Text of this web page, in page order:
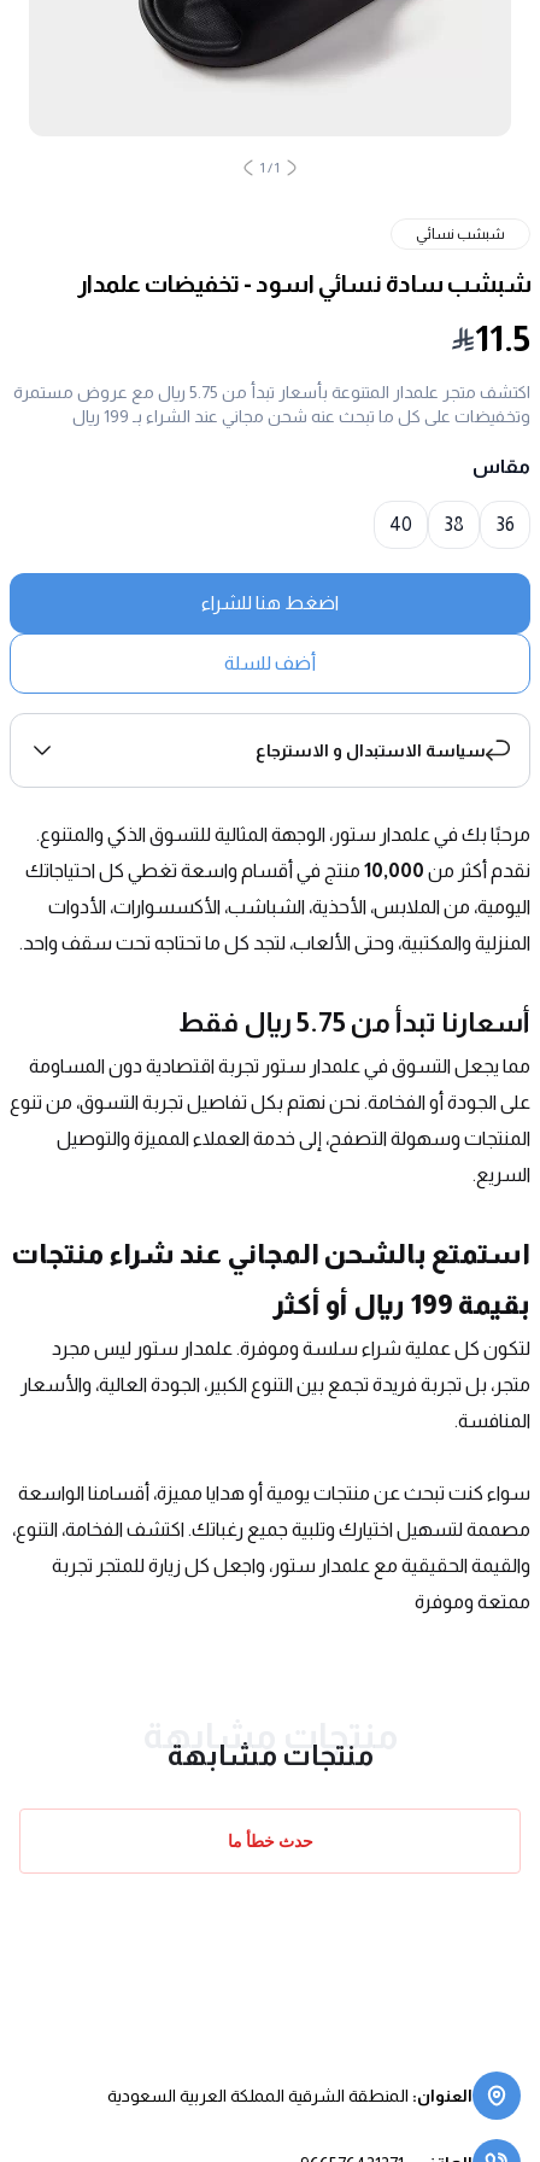
1
/
1
شبشب نسائي
شبشب سادة نسائي اسود - تخفيضات علمدار
11.5
اكتشف متجر علمدار المتنوعة بأسعار تبدأ من 5.75 ريال مع عروض مستمرة
وتخفيضات على كل ما تبحث عنه شحن مجاني عند الشراء بـ 199 ريال
مقاس
Choose a size
36
38
40
اضغط هنا للشراء
أضف للسلة
سياسة الاستبدال و الاسترجاع
نقدم أكثر من 10,000
المنزلية والمكتبية، وحتى الألعاب، لتجد كل ما تحتاجه تحت سقف واحد.
أسعارنا تبدأ من 5.75 ريال فقط
السريع.
بقيمة 199 ريال أو أكثر
المنافسة.
ممتعة وموفرة
منتجات مشابهة
منتجات مشابهة
حدث خطأ ما
العنوان: المنطقة الشرقية المملكة العربية السعودية